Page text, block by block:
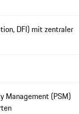
DFI) mit zentraler
Management (PSM)